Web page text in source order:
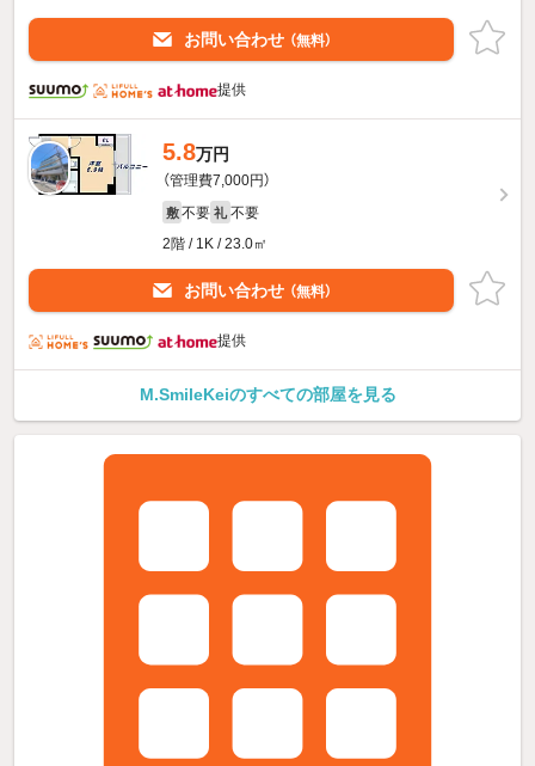
お問い合わせ （無料）
提供
5.8万円
（管理費7,000円）
敷 不要 礼 不要
2階 / 1K / 23.0㎡
お問い合わせ （無料）
提供
M.SmileKeiのすべての部屋を見る